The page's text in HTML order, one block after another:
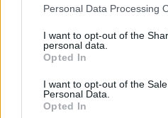
Personal Data Processing
I want to opt-out of the
personal data.
Opted In
I want to opt-out of the
Personal Data.
Opted In
Székely Hírmondó
Sütibeállítások